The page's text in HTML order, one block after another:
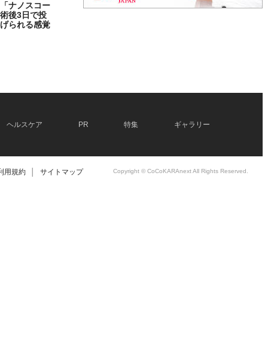
ナノスコー
後3日で投
られる感覚
ヘルスケア PR 特集 ギャラリー
用規約 サイトマップ Copyright © CoCoKARAnext All Rights Reserved.